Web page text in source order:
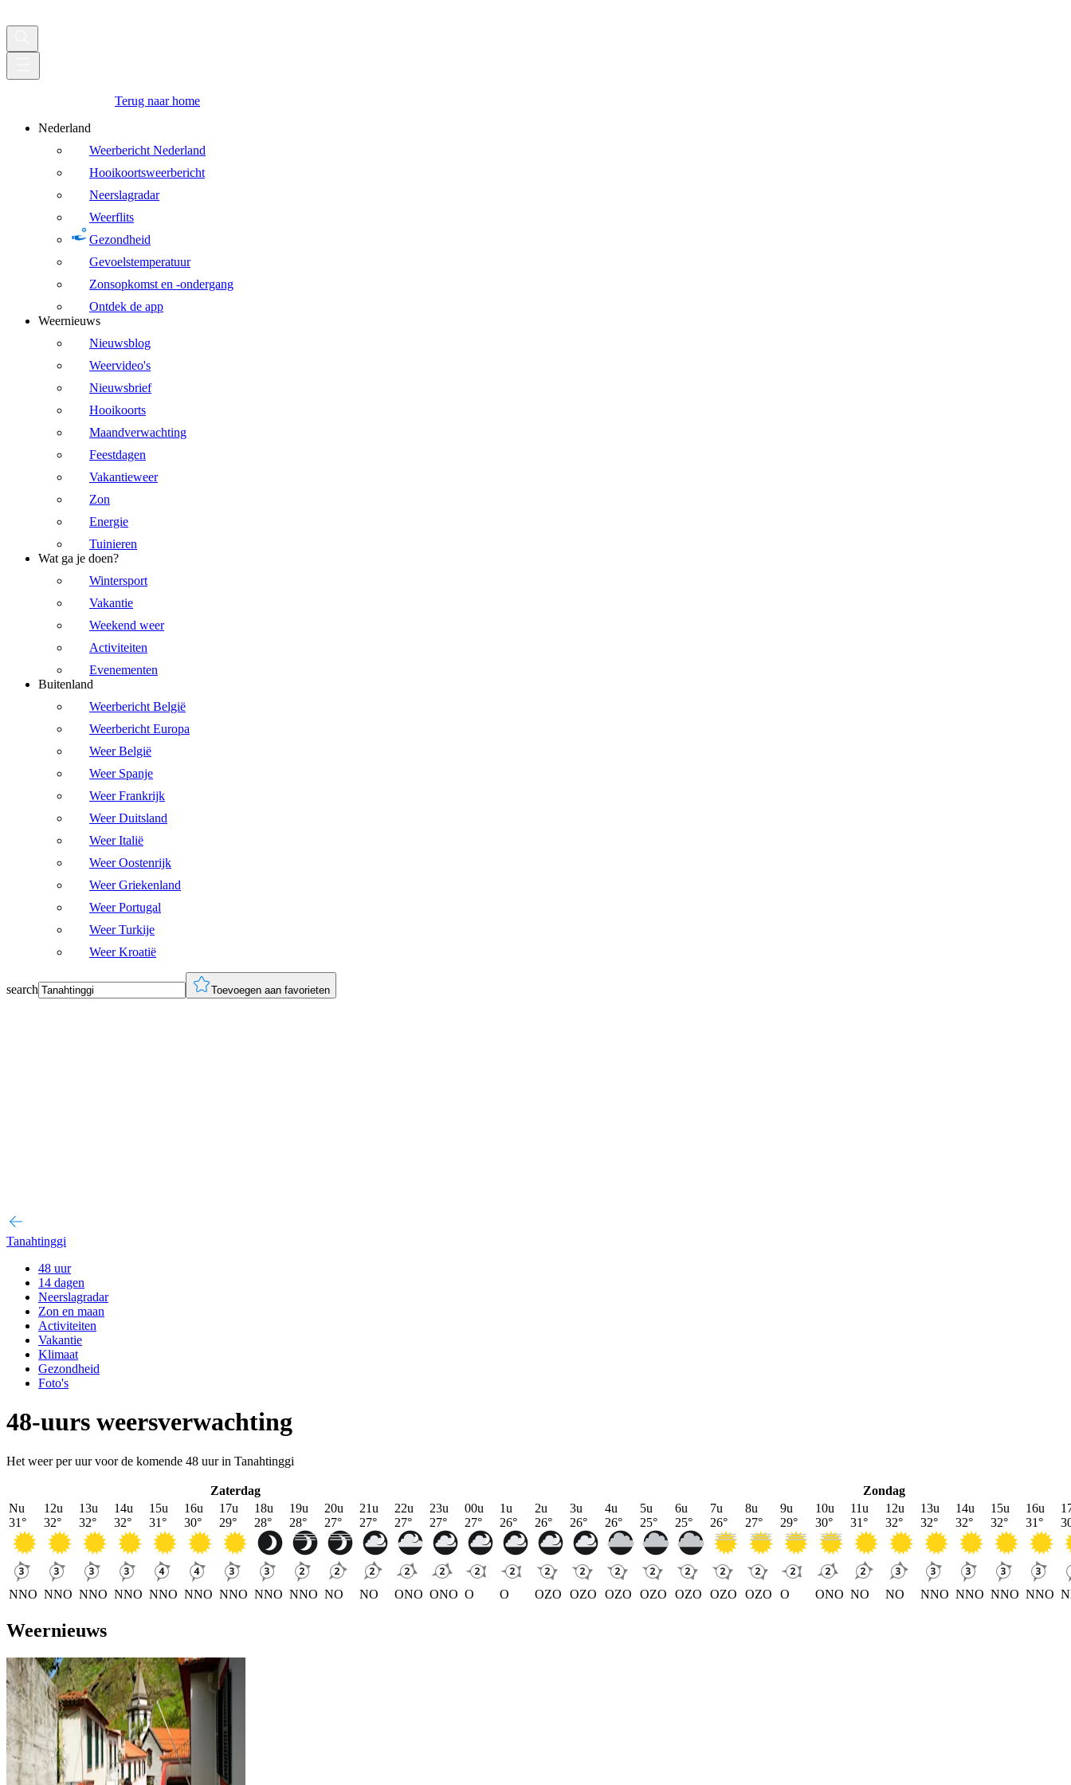
Terug naar home
Nederland
Weerbericht Nederland
Hooikoortsweerbericht
Neerslagradar
Weerflits
Gezondheid
Gevoelstemperatuur
Zonsopkomst en -ondergang
Ontdek de app
Weernieuws
Nieuwsblog
Weervideo's
Nieuwsbrief
Hooikoorts
Maandverwachting
Feestdagen
Vakantieweer
Zon
Energie
Tuinieren
Wat ga je doen?
Wintersport
Vakantie
Weekend weer
Activiteiten
Evenementen
Buitenland
Weerbericht België
Weerbericht Europa
Weer België
Weer Spanje
Weer Frankrijk
Weer Duitsland
Weer Italië
Weer Oostenrijk
Weer Griekenland
Weer Portugal
Weer Turkije
Weer Kroatië
search Toevoegen aan favorieten
Tanahtinggi
48 uur
14 dagen
Neerslagradar
Zon en maan
Activiteiten
Vakantie
Klimaat
Gezondheid
Foto's
48-uurs weersverwachting
Het weer per uur voor de komende 48 uur in Tanahtinggi
Zaterdag
Zondag
Nu
31°
NNO
12u
32°
NNO
13u
32°
NNO
14u
32°
NNO
15u
31°
NNO
16u
30°
NNO
17u
29°
NNO
18u
28°
NNO
19u
28°
NNO
20u
27°
NO
21u
27°
NO
22u
27°
ONO
23u
27°
ONO
00u
27°
O
1u
26°
O
2u
26°
OZO
3u
26°
OZO
4u
26°
OZO
5u
25°
OZO
6u
25°
OZO
7u
26°
OZO
8u
27°
OZO
9u
29°
O
10u
30°
ONO
11u
31°
NO
12u
32°
NO
13u
32°
NNO
14u
32°
NNO
15u
32°
NNO
16u
31°
NNO
Weernieuws